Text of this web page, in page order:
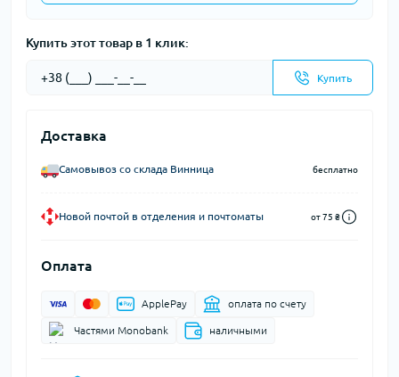
Купить этот товар в 1 клик:
Купить
Доставка
Самовывоз со склада Винница бесплатно
Новой почтой в отделения и почтоматы от 75 ₴
Оплата
ApplePay оплата по счету
Частями Monobank наличными